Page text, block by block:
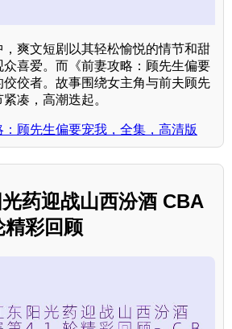
爽文短剧以其轻松愉悦的情节和甜
喜爱。而《前妻攻略：顾先生偏要
佼者。故事围绕女主角与前夫顾先
凑，高潮迭起。
顾先生偏要宠我，全集，高清版
药迎战山西汾酒 CBA
精彩回顾